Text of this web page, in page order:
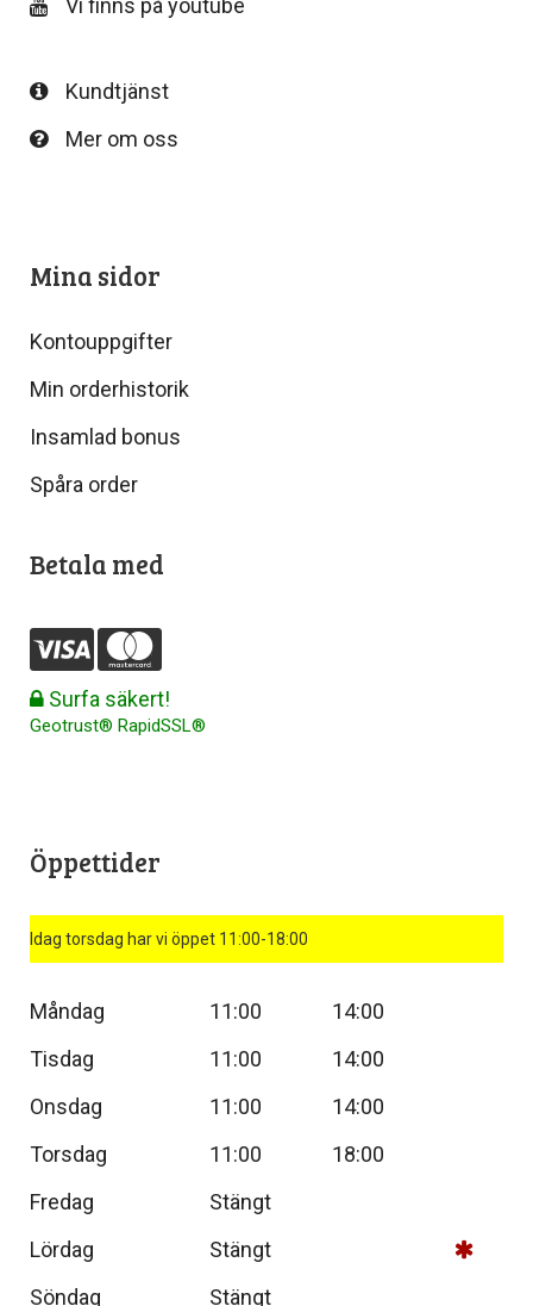
Vi finns på youtube
Kundtjänst
Mer om oss
Mina sidor
Kontouppgifter
Min orderhistorik
Insamlad bonus
Spåra order
Betala med
Surfa säkert!
Geotrust® RapidSSL®
Öppettider
Idag torsdag har vi öppet 11:00-18:00
Måndag 11:00
14:00
Tisdag
11:00
14:00
Onsdag
11:00
14:00
Torsdag
11:00
18:00
Fredag
Stängt
Lördag
Stängt
Söndag
Stängt